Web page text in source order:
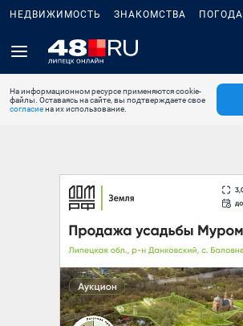
НЕДВИЖИМОСТЬ ЗНАКОМСТВА ПОГОДА
На информационном ресурсе применяются cookie-
файлы. Оставаясь на сайте, вы подтверждаете свое
согласиена их использование.